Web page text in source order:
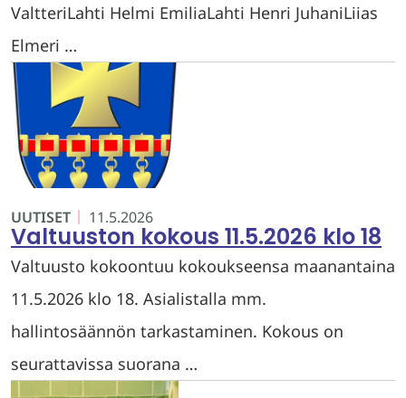
ValtteriLahti Helmi EmiliaLahti Henri JuhaniLiias
Elmeri …
UUTISET 11.5.2026
Valtuuston kokous 11.5.2026 klo 18
Valtuusto kokoontuu kokoukseensa maanantaina
11.5.2026 klo 18. Asialistalla mm.
hallintosäännön tarkastaminen. Kokous on
seurattavissa suorana …